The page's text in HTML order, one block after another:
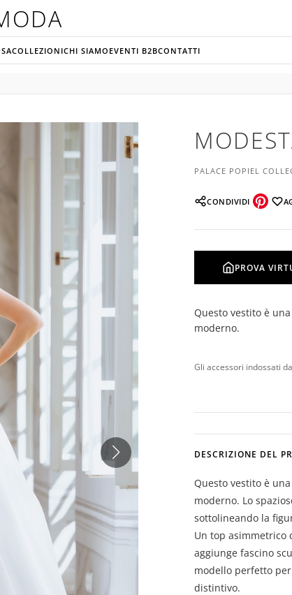
COLLEZIONICHI SIAMO EVENTI B2BCONTATTI
PALACE POPIEL
CONDIVIDI
PROVA
Questo vestito è
moderno.
Gli accessori indossati
DESCRIZIONE DEL
Questo vestito è
moderno. Lo
sottolineando la
Un top asimmetrico
aggiunge fascino
modello perfetto
distintivo.